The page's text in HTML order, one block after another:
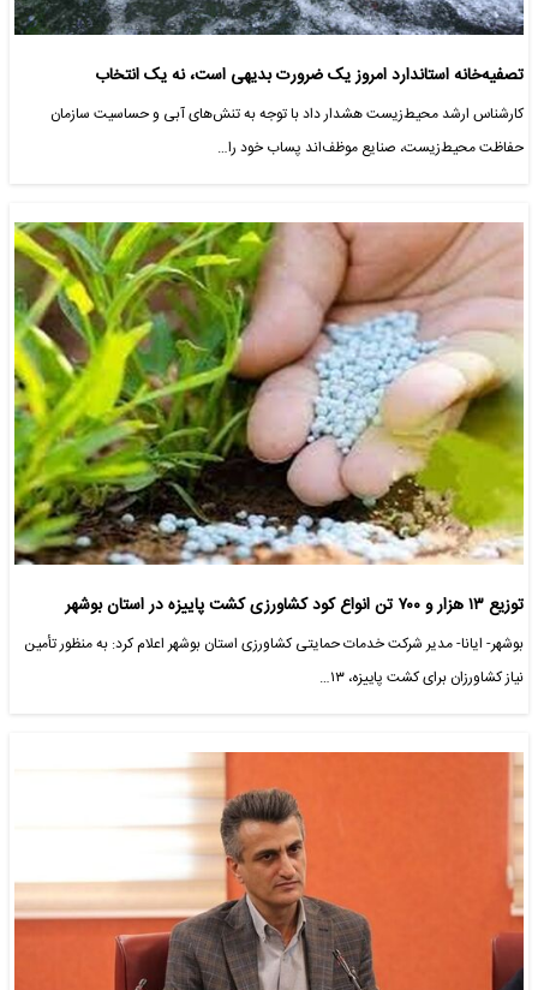
تصفیه‌خانه استاندارد امروز یک ضرورت بدیهی است، نه یک انتخاب
کارشناس ارشد محیط‌زیست هشدار داد با توجه به تنش‌های آبی و حساسیت سازمان
حفاظت محیط‌زیست، صنایع موظف‌اند پساب خود را…
توزیع ۱۳ هزار و ۷۰۰ تن انواع کود کشاورزی کشت پاییزه در استان بوشهر
بوشهر- ایانا- مدیر شرکت خدمات حمایتی کشاورزی استان بوشهر اعلام کرد: به منظور تأمین
نیاز کشاورزان برای کشت پاییزه، ۱۳…